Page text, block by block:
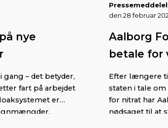
nye
– det betyder,
fart på arbejdet
er
den 28 februar
Aalborg
betale for
Efter længere
staten i tale
for nitrat har
nødsaget til at